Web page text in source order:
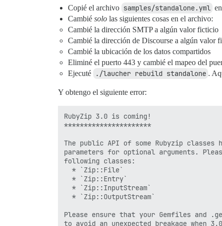
Copié el archivo samples/standalone.yml en
Cambié solo las siguientes cosas en el archivo:
Cambié la dirección SMTP a algún valor ficticio
Cambié la dirección de Discourse a algún valor
Cambié la ubicación de los datos compartidos
Eliminé el puerto 443 y cambié el mapeo del
Ejecuté
./laucher rebuild standalone .
Y obtengo el siguiente error:
RubyZip 3.0 is coming!
**********************
The public API of some Rubyzip classes
parameters for optional arguments.
following classes:
  * `Zip::File`
  * `Zip::Entry`
  * `Zip::InputStream`
  * `Zip::OutputStream`
Please ensure that your Gemfiles and
to avoid an unexpected breakage when